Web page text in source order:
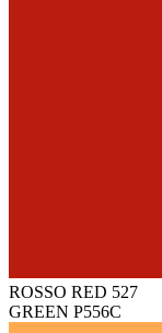
ROSSO RED 527
GREEN P556C